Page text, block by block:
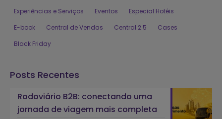
Experiências e Serviços
Eventos
Especial Hotéis
E-book
Central de Vendas Central 2.5
Cases
Black Friday
Posts Recentes
Rodoviário B2B: conectando uma
jornada de viagem mais completa